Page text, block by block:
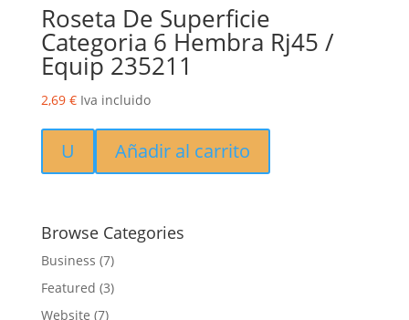
Roseta De Superficie
Categoria 6 Hembra Rj45 /
Equip 235211
2,69 € Iva incluido
U Añadir al carrito
Browse Categories
Business (7)
Featured (3)
Website (7)